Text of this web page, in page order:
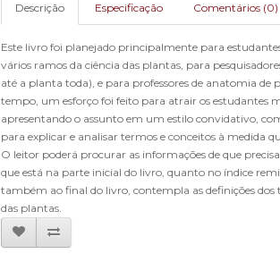
Descrição Especificação Comentários (0)
Este livro foi planejado principalmente para
vários ramos da ciência das plantas, para
até a planta toda), e para professores de anatomia de
tempo, um esforço foi feito para atrair os estudantes
apresentando o assunto em um estilo convidativo,
para explicar e analisar termos e conceitos à medida
O leitor poderá procurar as informações de que
que está na parte inicial do livro, quanto no índice
também ao final do livro, contempla as definições
das plantas.